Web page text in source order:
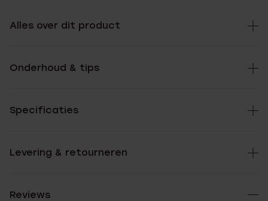
Alles over dit product
Onderhoud & tips
Specificaties
Levering & retourneren
Reviews